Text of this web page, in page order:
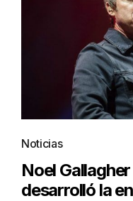
Noticias
Noel
desarrolló la